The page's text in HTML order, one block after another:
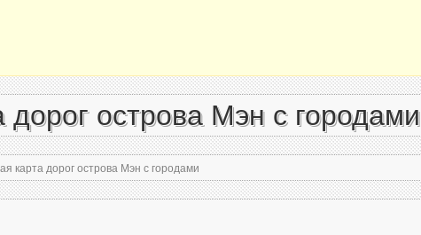
дорог острова Мэн с городами
карта дорог острова Мэн с городами